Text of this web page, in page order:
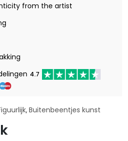
from the artist
4.7
, Buitenbeentjes kunst